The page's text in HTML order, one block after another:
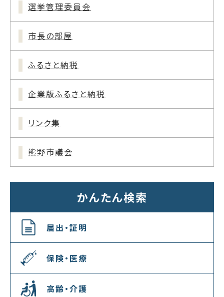
選挙管理委員会
市長の部屋
ふるさと納税
企業版ふるさと納税
リンク集
熊野市議会
かんたん検索
届出・証明
保険・医療
高齢・介護